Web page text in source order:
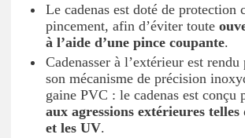
Le cadenas est doté de protection
pincement, afin d’éviter toute
à l’aide d’une pince coupante.
Cadenasser à l’extérieur est
son mécanisme de précision
gaine PVC : le cadenas est conçu
aux agressions extérieures
et les UV.